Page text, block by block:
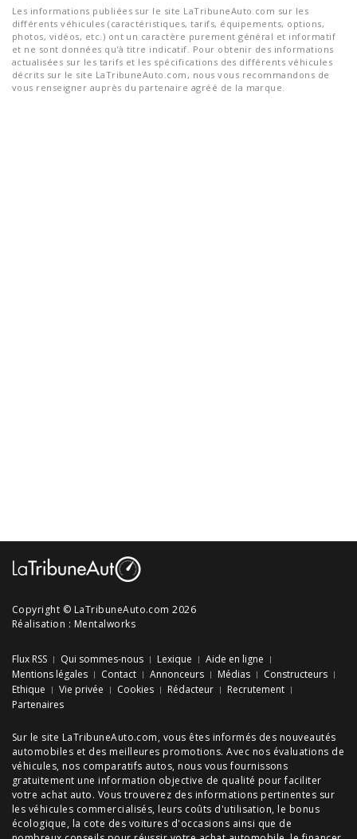
Les informations publiées sur le site LaTribuneAuto.com sur les
différents véhicules (caractéristiques, tarifs, équipements, options,
photos, vidéos, etc.) ont un caractère purement général et informatif
et ne sont données qu'à titre indicatif. Pour obtenir des informations
actualisées sur les tarifs et les spécifications des différents véhicules
décrits sur le site LaTribuneAuto.com, nous vous recommandons de
vous renseigner auprès du partenaire agréé de la marque.
Copyright © LaTribuneAuto.com 2026
Réalisation : Mentalworks
Flux RSS Qui sommes-nous Lexique
Aide en ligne
Mentions légales
Contact Annonceurs Médias
Constructeurs
Ethique
Vie privée Cookies Rédacteur
Recrutement
Partenaires
Sur le site LaTribuneAuto.com, vous êtes informés des nouveautés
automobiles et des meilleures promotions. Avec nos évaluations de
véhicules, nos comparatifs autos, nous vous fournissons
gratuitement une information objective de qualité pour faciliter
votre achat auto. Vous trouverez des informations pertinentes sur
les véhicules commercialisés, leurs coûts d'utilisation, le bonus
écologique, la cote des voitures d'occasions ainsi que de